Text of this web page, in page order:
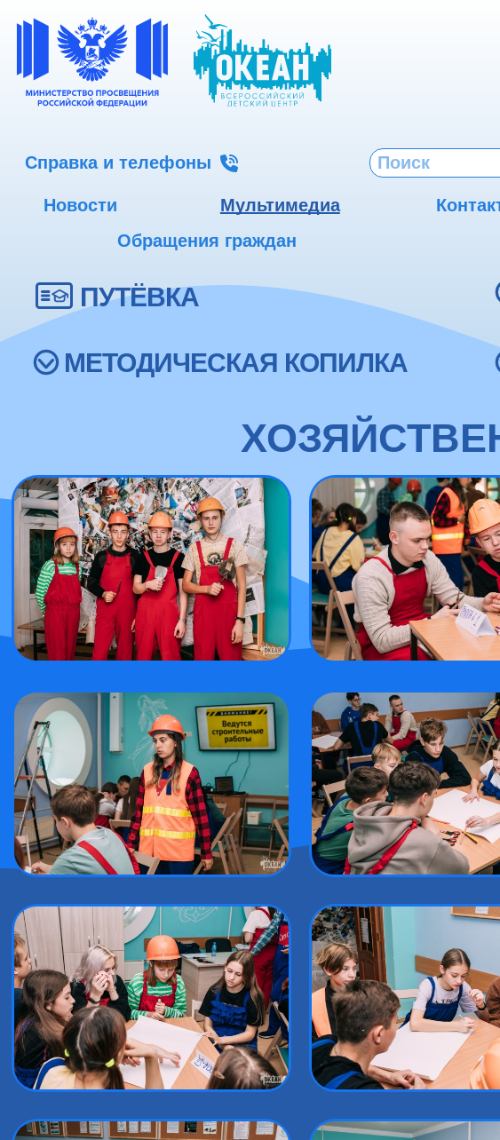
Справка и телефоны
Новости Мультимедиа
Обращения граждан
ПУТЁВКА
МЕТОДИЧЕСКАЯ КОПИЛКА